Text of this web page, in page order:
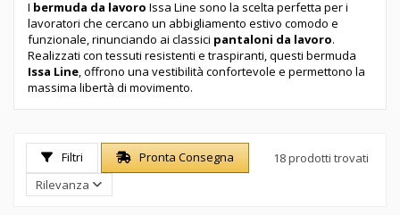
I bermuda da lavoro Issa Line sono la scelta perfetta per i
lavoratori che cercano un abbigliamento estivo comodo e
funzionale, rinunciando ai classici pantaloni da lavoro.
Realizzati con tessuti resistenti e traspiranti, questi bermuda
Issa Line , offrono una vestibilità confortevole e permettono la
massima libertà di movimento.
Filtri Pronta Consegna
18 prodotti trovati
Rilevanza